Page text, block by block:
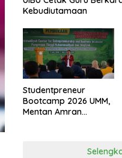
Kebudiutamaan
Studentpreneur
Bootcamp 2026 UMM,
Mentan Amran